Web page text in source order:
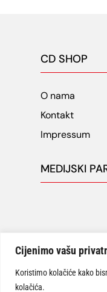
Cijenimo vašu
Koristimo kolačiće kako
kolačića.
CD SHOP
O nama
Kontakt
Impressum
MEDIJSKI
© CD SHOP